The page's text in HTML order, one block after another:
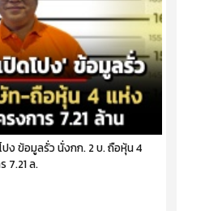
ง ข้อมูลรั่ว นั่งกก. 2 บ. ถือหุ้น 4
7.21 ล.